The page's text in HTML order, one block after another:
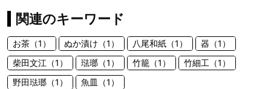
関連のキーワード
お茶（1） ぬか漬け（1） 八尾和紙（1）
器（1）
柴田文江（1）
琺瑯（1） 竹籠（1）
竹細工（1）
野田琺瑯（1）
魚皿（1）